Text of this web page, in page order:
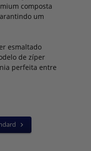
composta
um
esmaltado
de zíper
perfeita entre
qual termo de pesquisa foi
oferece suporte a